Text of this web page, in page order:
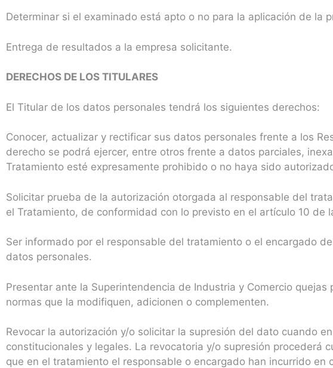
Determinar si el examinado está apto o no para la aplicación de la
Entrega de resultados a la empresa solicitante.
DERECHOS DE LOS TITULARES
El Titular de los datos personales tendrá los siguientes derechos:
Conocer, actualizar y rectificar sus datos personales frente a los
derecho se podrá ejercer, entre otros frente a datos parciales,
Tratamiento esté expresamente prohibido o no haya sido
Solicitar prueba de la autorización otorgada al responsable del
el Tratamiento, de conformidad con lo previsto en el artículo 10 de
Ser informado por el responsable del tratamiento o el encargado
datos personales.
Presentar ante la Superintendencia de Industria y Comercio
normas que la modifiquen, adicionen o complementen.
Revocar la autorización y/o solicitar la supresión del dato cuando
constitucionales y legales. La revocatoria y/o supresión procederá
que en el tratamiento el responsable o encargado han incurrido